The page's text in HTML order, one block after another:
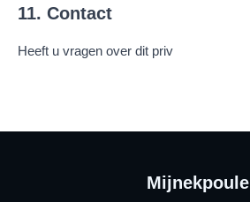
11. Contact
Heeft u vragen over dit priv
Mijnekpoule